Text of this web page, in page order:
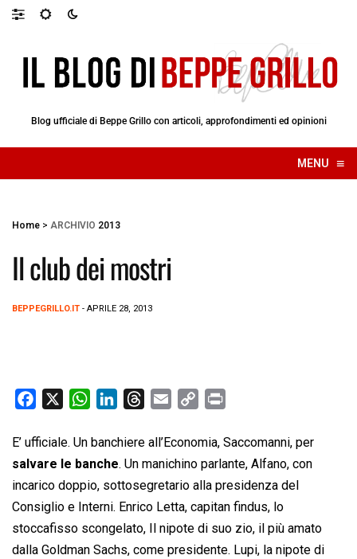
Blog ufficiale di Beppe Grillo con articoli, approfondimenti ed opinioni
MENU ≡
☰
Home > ARCHIVIO 2013
Il club dei mostri
BEPPEGRILLO.IT - APRILE 28, 2013
c
e
b
o
o
k
W
a
t
s
A
p
p
n
k
e
d
I
n
r
e
a
d
s
a
i
l
p
y
L
i
n
k
i
n
t
E’ ufficiale. Un banchiere all’Economia, Saccomanni, per
salvare le banche. Un manichino parlante, Alfano, con
incarico doppio, sottosegretario alla presidenza del
Consiglio e Interni. Enrico Letta, capitan findus, lo
stoccafisso scongelato, Il nipote di suo zio, il più amato
dalla Goldman Sachs, come presidente. Lupi, la nipote di